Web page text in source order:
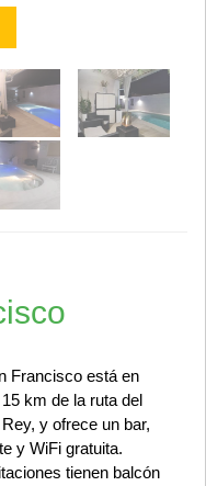
Francisco está en
km de la ruta del
y ofrece un bar,
y WiFi gratuita.
tienen balcón